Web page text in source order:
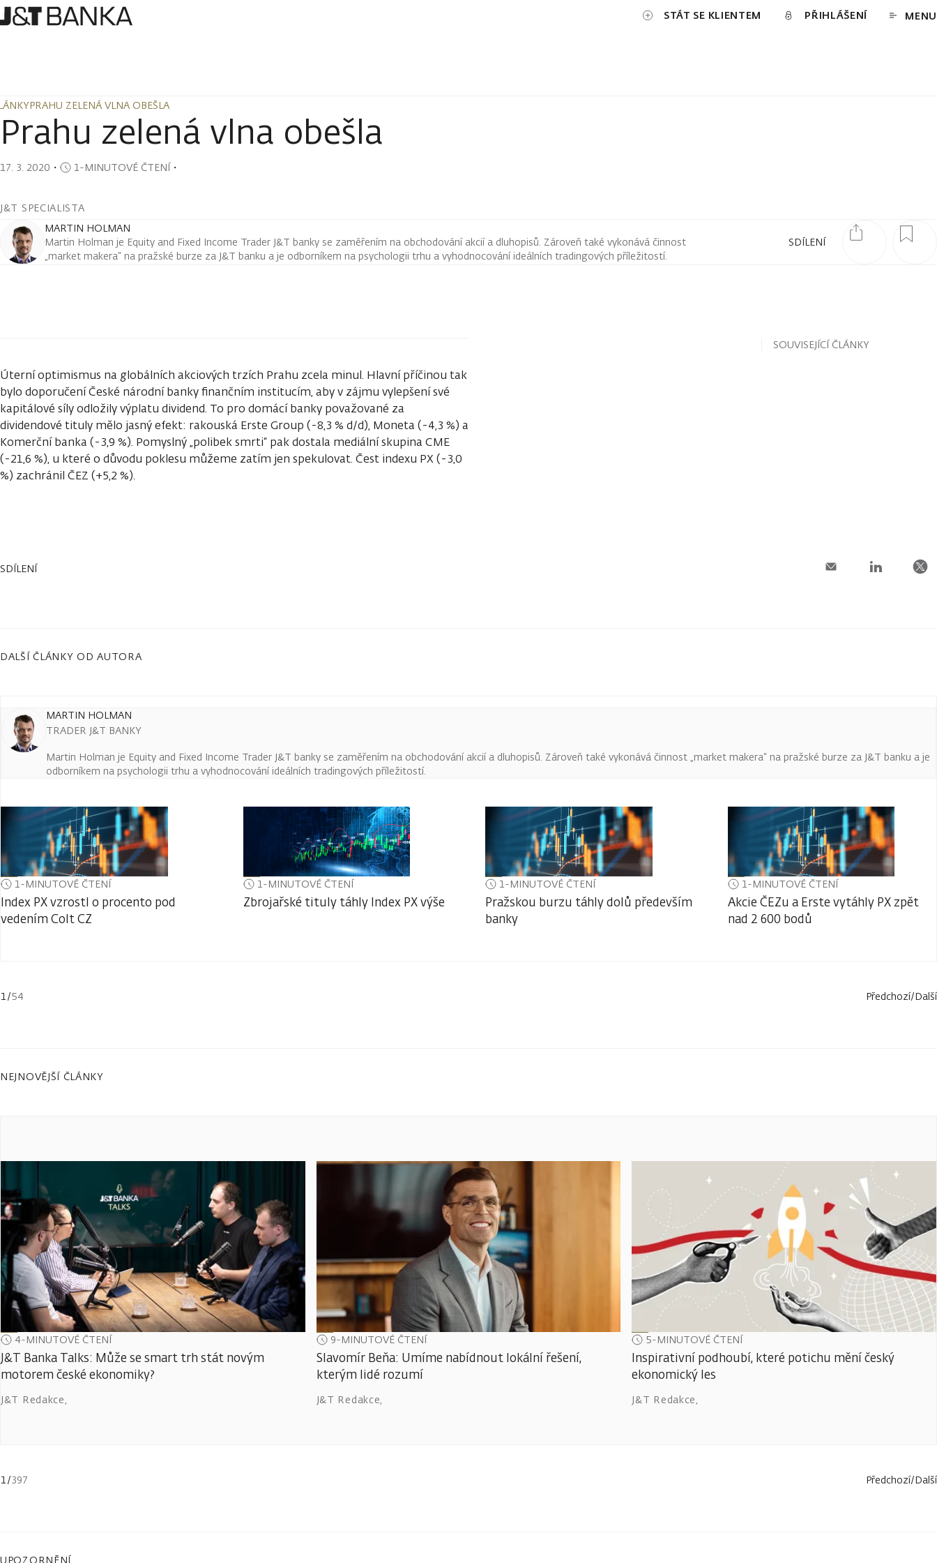
STÁT SE KLIENTEM PŘIHLÁŠENÍ MENU
PRAHU ZELENÁ VLNA OBEŠLA
PRAHU ZELENÁ VLNA OBEŠLA
Prahu zelená vlna obešla
17. 3. 2020 ・ 1-MINUTOVÉ ČTENÍ・
J&T SPECIALISTA
SDÍLENÍ
MARTIN HOLMAN
Martin Holman je Equity and Fixed Income Trader J&T banky se zaměřením na obchodování akcií a dluhopisů. Zároveň také vykonává činnost
„market makera“ na pražské burze za J&T banku a je odborníkem na psychologii trhu a vyhodnocování ideálních tradingových příležitostí.
Úterní optimismus na globálních akciových trzích Prahu zcela minul. Hlavní příčinou tak
bylo doporučení České národní banky finančním institucím, aby v zájmu vylepšení své
kapitálové síly odložily výplatu dividend. To pro domácí banky považované za
dividendové tituly mělo jasný efekt: rakouská Erste Group (-8,3 % d/d), Moneta (-4,3 %) a
Komerční banka (-3,9 %). Pomyslný „polibek smrti“ pak dostala mediální skupina CME
(-21,6 %), u které o důvodu poklesu můžeme zatím jen spekulovat. Čest indexu PX (-3,0
%) zachránil ČEZ (+5,2 %).
SOUVISEJÍCÍ ČLÁNKY
SDÍLENÍ
DALŠÍ ČLÁNKY OD AUTORA
MARTIN HOLMAN
TRADER J&T BANKY
Martin Holman je Equity and Fixed Income Trader J&T banky se zaměřením na obchodování akcií a dluhopisů. Zároveň také vykonává činnost „market makera“ na pražské burze za J&T banku a je
odborníkem na psychologii trhu a vyhodnocování ideálních tradingových příležitostí.
1-MINUTOVÉ ČTENÍ
Index PX vzrostl o procento pod
vedením Colt CZ
1-MINUTOVÉ ČTENÍ
Zbrojařské tituly táhly Index PX výše
1-MINUTOVÉ ČTENÍ
Pražskou burzu táhly dolů především
banky
1-MINUTOVÉ ČTENÍ
Akcie ČEZu a Erste vytáhly PX zpět
nad 2 600 bodů
1 /54 Předchozí/Další
NEJNOVĚJŠÍ ČLÁNKY
4-MINUTOVÉ ČTENÍ
J&T Banka Talks: Může se smart trh stát novým
motorem české ekonomiky?
J&T Redakce,
9-MINUTOVÉ ČTENÍ
Slavomír Beňa: Umíme nabídnout lokální řešení,
kterým lidé rozumí
J&T Redakce,
5-MINUTOVÉ ČTENÍ
Inspirativní podhoubí, které potichu mění český
ekonomický les
J&T Redakce,
1/397 Předchozí/Další
UPOZORNĚNÍ